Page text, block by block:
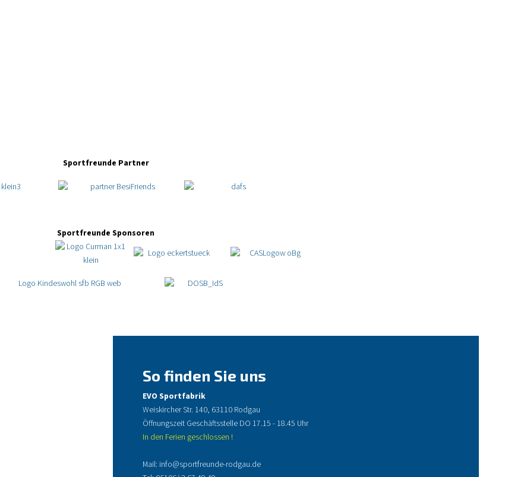
Sportfreunde Partner
Sportfreunde Sponsoren
So finden Sie uns
EVO Sportfabrik
Weiskircher Str. 140, 63110 Rodgau
Öffnungszeit Geschäftsstelle DO 17.15 - 18.45 Uhr
In den Ferien geschlossen !
Mail: info@sportfreunde-rodgau.de